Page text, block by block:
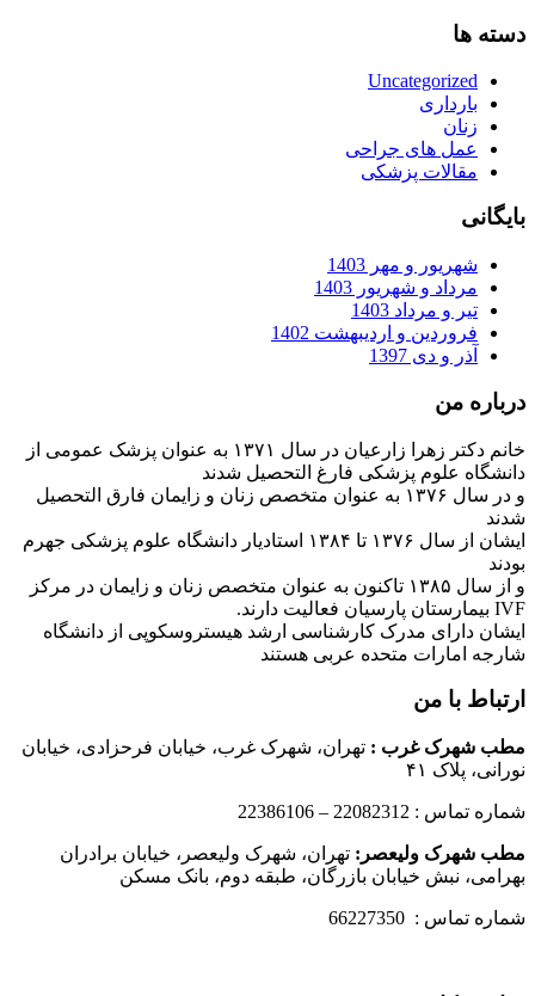
دسته ها
Uncategorized
بارداری
زنان
عمل های جراحی
مقالات پزشکی
بایگانی
شهریور و مهر 1403
مرداد و شهریور 1403
تیر و مرداد 1403
فروردین و اردیبهشت 1402
آذر و دی 1397
درباره من
خانم دکتر زهرا زارعیان در سال ۱۳۷۱ به عنوان پزشک عمومی از
دانشگاه علوم پزشکی فارغ التحصیل شدند
و در سال ۱۳۷۶ به عنوان متخصص زنان و زایمان فارق التحصیل
شدند
ایشان از سال ۱۳۷۶ تا ۱۳۸۴ استادیار دانشگاه علوم پزشکی جهرم
بودند
و از سال ۱۳۸۵ تاکنون به عنوان متخصص زنان و زایمان در مرکز
IVF بیمارستان پارسیان فعالیت دارند.
ایشان دارای مدرک کارشناسی ارشد هیستروسکوپی از دانشگاه
شارجه امارات متحده عربی هستند
ارتباط با من
مطب شهرک غرب : تهران، شهرک غرب، خیابان فرحزادی، خیابان
نورانی، پلاک ۴۱
شماره تماس : 22082312 – 22386106
مطب شهرک ولیعصر: تهران، شهرک ولیعصر، خیابان برادران
بهرامی، نبش خیابان بازرگان، طبقه دوم، بانک مسکن
شماره تماس : 66227350